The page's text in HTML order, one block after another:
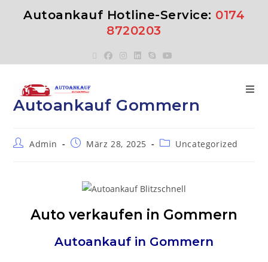
Autoankauf Hotline-Service: 0174
8720203
Autoankauf Gommern
Admin März 28, 2025 Uncategorized
Auto verkaufen in Gommern
Autoankauf in Gommern